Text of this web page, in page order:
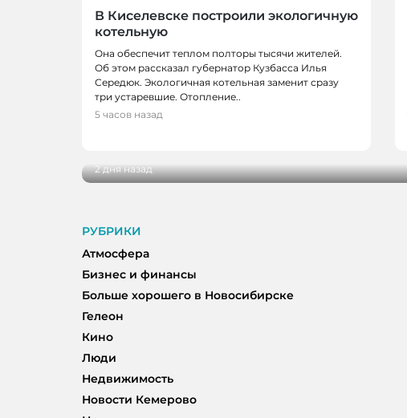
В Киселевске построили экологичную
котельную
Она обеспечит теплом полторы тысячи жителей.
Об этом рассказал губернатор Кузбасса Илья
Середюк. Экологичная котельная заменит сразу
три устаревшие. Отопление..
5 часов назад
НОВОСТИ
2 дня назад
РУБРИКИ
Атмосфера
Бизнес и финансы
Больше хорошего в Новосибирске
Гелеон
Кино
Люди
Недвижимость
Новости Кемерово